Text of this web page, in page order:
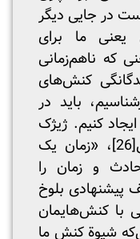
در جایی دیگر
یعنی ما برای
که ناهم‌زمانی
کنش‌های
باید در
کنیم. ژیژک
[26]
، «زمان یک
و زمان را
پیشنهادی بلوخ
با کنش‌هایمان
شیوة کنش ما